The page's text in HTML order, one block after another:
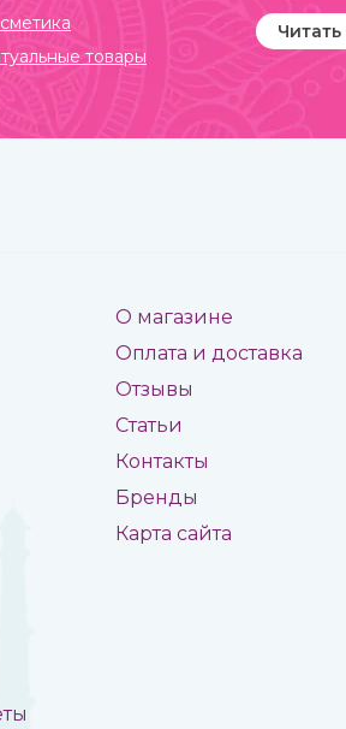
товары
О магазине
Оплата и доставка
Отзывы
Статьи
Контакты
Бренды
Карта сайта